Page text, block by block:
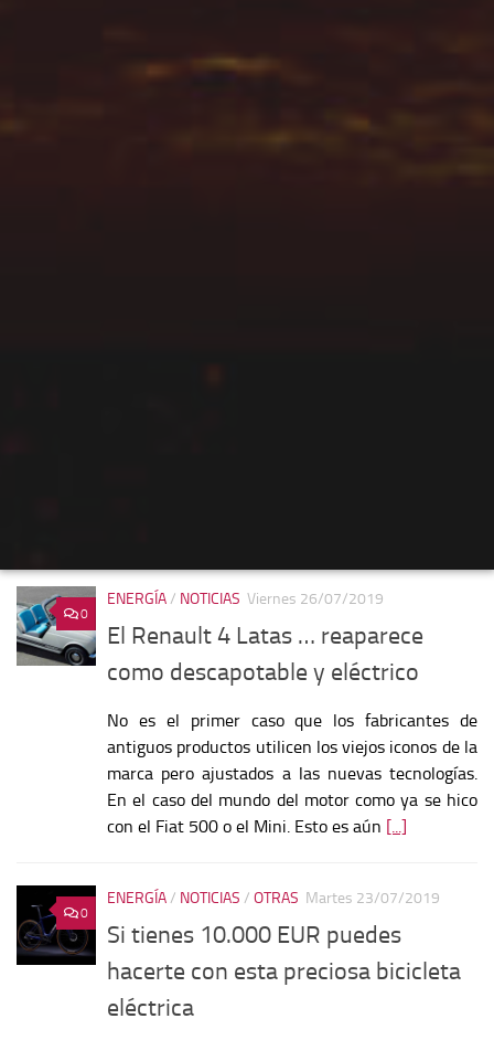
0
ENERGÍA/ NOTICIAS Viernes 26/07/2019
El Renault 4 Latas … reaparece
como descapotable y eléctrico
No es el primer caso que los fabricantes de
antiguos productos utilicen los viejos iconos de la
marca pero ajustados a las nuevas tecnologías.
En el caso del mundo del motor como ya se hico
con el Fiat 500 o el Mini. Esto es aún [...]
0
ENERGÍA/ NOTICIAS / OTRAS Martes 23/07/2019
Si tienes 10.000 EUR puedes
hacerte con esta preciosa bicicleta
eléctrica